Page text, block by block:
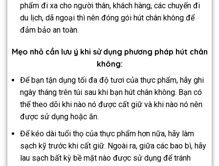
phẩm đi xa cho người thân, khách hàng, các chuyến đi
du lịch, dã ngoại thì nên đóng gói hút chân không để
đảm bảo an toàn.
Mẹo nhỏ cần lưu ý khi sử dụng phương pháp hút chân
không:
Để bạn tận dụng tối đa độ tươi của thực phẩm, hãy ghi
ngày tháng trên túi sau khi bạn hút chân không. Bạn có
thể theo dõi khi nào nó được cất giữ và khi nào nó nên
được sử dụng hoặc ăn.
Để kéo dài tuổi thọ của thực phẩm hơn nữa, hãy làm
sạch kỹ trước khi cất giữ. Ngoài ra, giữa các bao bì, hãy
lau sạch bất kỳ bề mặt nào được sử dụng để tránh